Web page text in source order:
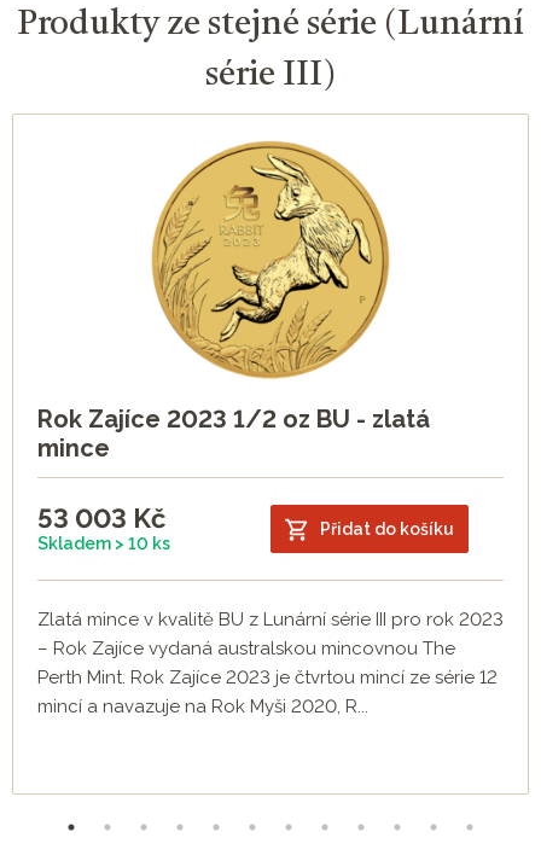
Produkty ze stejné série (Lunární
série III)
Rok Zajíce 2023 1/2 oz BU - zlatá
mince
53 003 Kč
Skladem > 10 ks
Přidat do košíku
Zlatá mince v kvalitě BU z Lunární série III pro rok 2023
– Rok Zajíce vydaná australskou mincovnou The
Perth Mint. Rok Zajíce 2023 je čtvrtou mincí ze série 12
mincí a navazuje na Rok Myši 2020, R...